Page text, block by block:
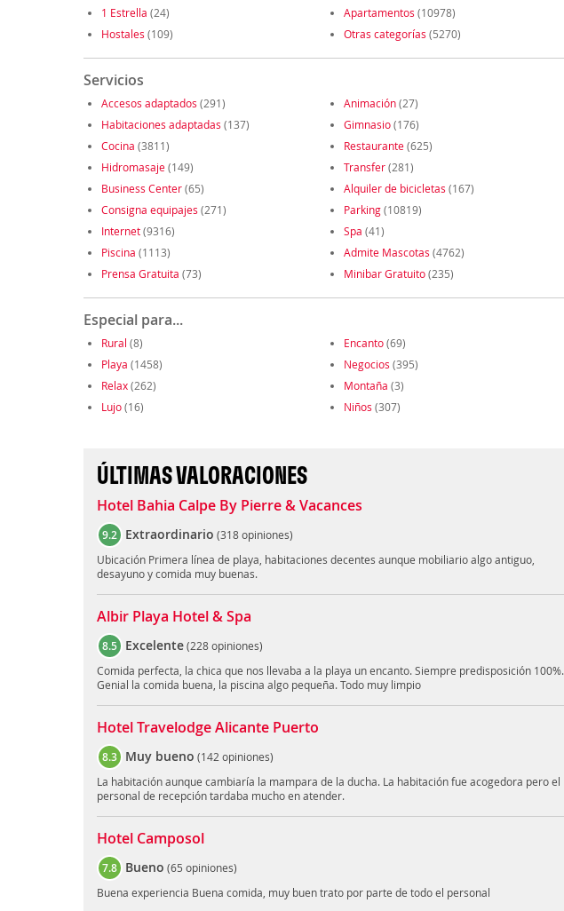
1 Estrella (24) Apartamentos (10978)
Hostales (109) Otras categorías (5270)
Servicios
Accesos adaptados (291) Animación(27)
Habitaciones adaptadas (137) Gimnasio(176)
Cocina (3811) Restaurante(625)
Hidromasaje(149) Transfer(281)
Business Center(65) Alquiler de bicicletas (167)
Consigna equipajes (271) Parking(10819)
Internet(9316) Spa (41)
Piscina (1113) Admite Mascotas (4762)
Prensa Gratuita (73) Minibar Gratuito(235)
Especial para...
Rural (8) Encanto(69)
Playa (1458) Negocios (395)
Relax(262) Montaña (3)
Lujo(16) Niños (307)
ÚLTIMAS VALORACIONES
Hotel Bahia Calpe By Pierre & Vacances
9.2 Extraordinario (318 opiniones)
Ubicación Primera línea de playa, habitaciones decentes aunque mobiliario algo antiguo,
desayuno y comida muy buenas.
Albir Playa Hotel & Spa
8.5 Excelente(228 opiniones)
Comida perfecta, la chica que nos llevaba a la playa un encanto. Siempre predisposición 100%.
Genial la comida buena, la piscina algo pequeña. Todo muy limpio
Hotel Travelodge Alicante Puerto
8.3 Muy bueno (142 opiniones)
La habitación aunque cambiaría la mampara de la ducha. La habitación fue acogedora pero el
personal de recepción tardaba mucho en atender.
Hotel Camposol
7.8 Bueno (65 opiniones)
Buena experiencia Buena comida, muy buen trato por parte de todo el personal